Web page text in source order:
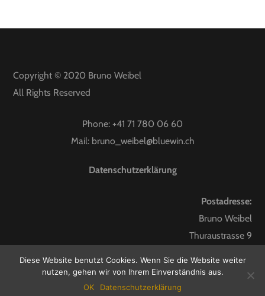
Copyright © 2020 Bruno Weibel
All Rights Reserved
Phone: +41 71 780 06 60
Mail: bruno_weibel@bluewin.ch
Datenschutzerklärung
Postadresse:
Bruno Weibel
Thuraustrasse 9
Diese Website benutzt Cookies. Wenn Sie die Website weiter
nutzen, gehen wir von Ihrem Einverständnis aus.
OK
Datenschutzerklärung